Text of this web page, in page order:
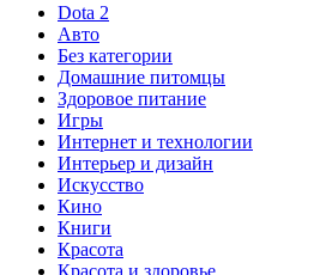
Dota 2
Авто
Без категории
Домашние питомцы
Здоровое питание
Игры
Интернет и технологии
Интерьер и дизайн
Искусство
Кино
Книги
Красота
Красота и здоровье